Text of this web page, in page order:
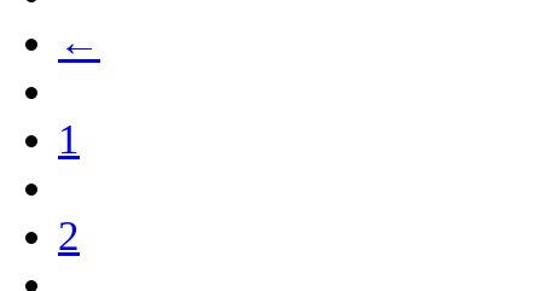
←
1
2